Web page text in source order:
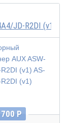
(v1)
JD-R2DI (v1)
Р